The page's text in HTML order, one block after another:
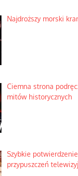
Najdroższy morski
Ciemna strona
mitów historycznych
Szybkie
przypuszczeń